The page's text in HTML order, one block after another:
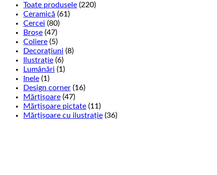
Toate produsele (220)
Ceramică (61)
Cercei (80)
Broșe (47)
Coliere (5)
Decorațiuni (8)
Ilustrație (6)
Lumânări (1)
Inele (1)
Design corner (16)
Mărțișoare (47)
Mărțișoare pictate (11)
Mărțișoare cu ilustrație (36)